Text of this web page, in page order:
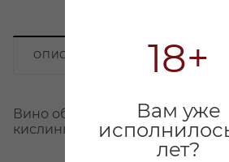
18+
Вам уже
лет?
ОПИСАНИЕ
Вино обдадает свежим
кислинкой и долгим